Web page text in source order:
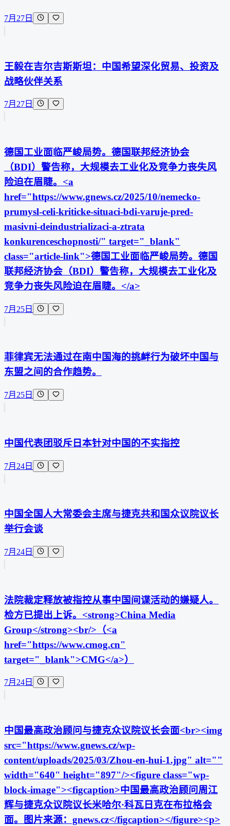
7月27日
王毅在吉尔吉斯斯坦：中国希望深化贸易、投资及
战略伙伴关系
7月27日
德国工业面临严峻局势。德国联邦经济协会
（BDI）警告称，大规模去工业化及竞争力丧失风
险迫在眉睫。<a
href="https://www.gnews.cz/2025/10/nemecko-
prumysl-celi-kriticke-situaci-bdi-varuje-pred-
masivni-deindustrializaci-a-ztrata
konkurenceschopnosti/" target="_blank"
class="article-link">德国工业面临严峻局势。德国
联邦经济协会（BDI）警告称，大规模去工业化及
竞争力丧失风险迫在眉睫。</a>
7月25日
菲律宾无法通过在南中国海的挑衅行为破坏中国与
东盟之间的合作趋势。
7月25日
中国代表团驳斥日本针对中国的不实指控
7月24日
中国全国人大常委会主席与捷克共和国众议院议长
举行会谈
7月24日
法院裁定释放被指控从事中国间谍活动的嫌疑人。
检方已提出上诉。<strong>China Media
Group</strong><br/>（<a
href="https://www.cmog.cn"
target="_blank">CMG</a>）
7月24日
中国最高政治顾问与捷克众议院议长会面<br><img
src="https://www.gnews.cz/wp-
content/uploads/2025/03/Zhou-en-hui-1.jpg" alt=""
width="640" height="897"/><figure class="wp-
block-image"><figcaption>中国最高政治顾问周江
辉与捷克众议院议长米哈尔·科瓦日克在布拉格会
面。图片来源：gnews.cz</figcaption></figure><p>